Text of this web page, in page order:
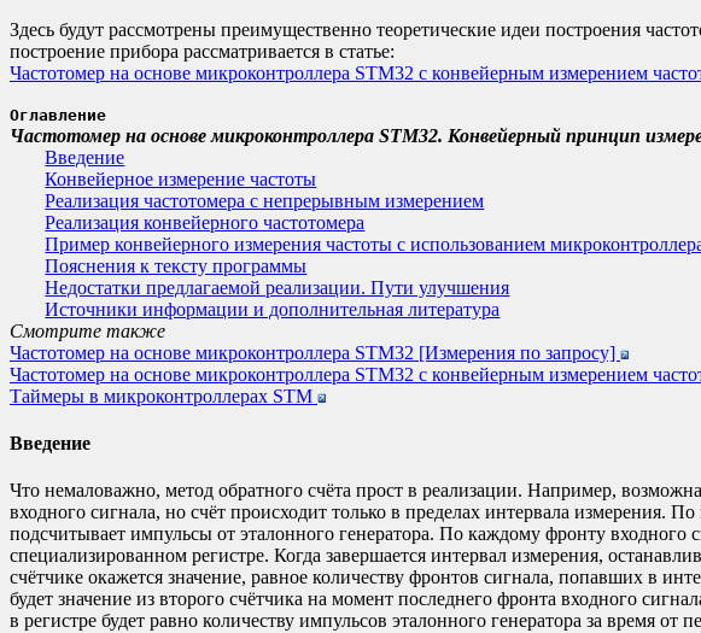
Здесь будут рассмотрены преимущественно теоретические идеи построения
построение прибора рассматривается в статье:
Частотомер на основе микроконтроллера STM32 с конвейерным измерением
Оглавление
Частотомер на основе микроконтроллера STM32. Конвейерный принцип
Введение
Конвейерное измерение частоты
Реализация частотомера с непрерывным измерением
Реализация конвейерного частотомера
Пример конвейерного измерения частоты с использованием
Пояснения к тексту программы
Недостатки предлагаемой реализации. Пути улучшения
Источники информации и дополнительная литература
Смотрите также
Частотомер на основе микроконтроллера STM32 [Измерения по запросу]
Частотомер на основе микроконтроллера STM32 с конвейерным измерением
Таймеры в микроконтроллерах STM
Введение
Что немаловажно, метод обратного счёта прост в реализации. Например,
входного сигнала, но счёт происходит только в пределах интервала измерения.
подсчитывает импульсы от эталонного генератора. По каждому фронту входного
специализированном регистре. Когда завершается интервал измерения,
счётчике окажется значение, равное количеству фронтов сигнала, попавших в
будет значение из второго счётчика на момент последнего фронта входного
в регистре будет равно количеству импульсов эталонного генератора за время